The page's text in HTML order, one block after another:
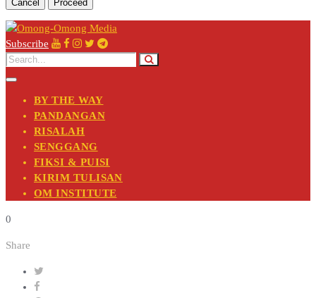
Cancel
Subscribe
BY THE WAY
PANDANGAN
RISALAH
SENGGANG
FIKSI & PUISI
KIRIM TULISAN
OM INSTITUTE
0
Share